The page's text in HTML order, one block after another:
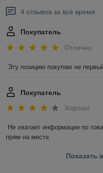
4 отзывов за всё время
Покупатель
Отлично
Эту позицию покупаю не
Покупатель
Хорошо
Не хватает информации по
прям на месте.
Показать